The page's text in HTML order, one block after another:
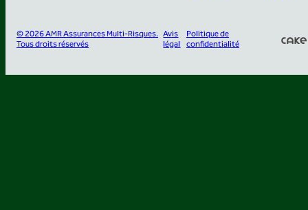
© 2026 AMR Assurances Multi-Risques.
Tous droits réservés
Avis
légal
Politique de
confidentialité